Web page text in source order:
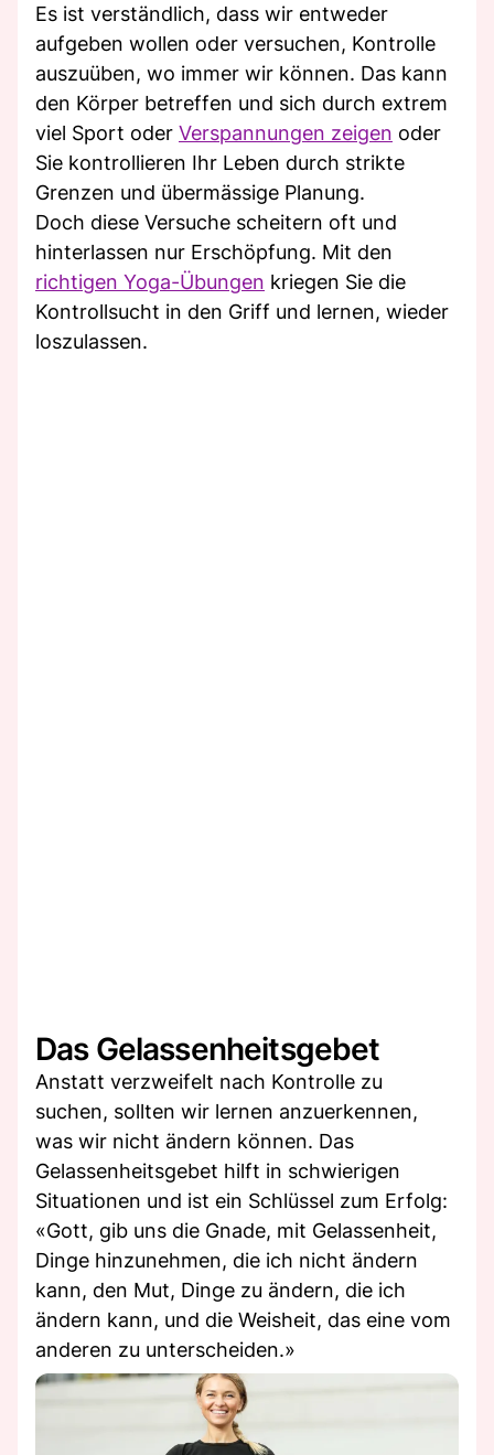
Es ist verständlich, dass wir entweder
aufgeben wollen oder versuchen, Kontrolle
auszuüben, wo immer wir können. Das kann
den Körper betreffen und sich durch extrem
viel Sport oder Verspannungen zeigen oder
Sie kontrollieren Ihr Leben durch strikte
Grenzen und übermässige Planung.
Doch diese Versuche scheitern oft und
hinterlassen nur Erschöpfung. Mit den
richtigen Yoga-Übungen kriegen Sie die
Kontrollsucht in den Griff und lernen, wieder
loszulassen.
Das Gelassenheitsgebet
Anstatt verzweifelt nach Kontrolle zu
suchen, sollten wir lernen anzuerkennen,
was wir nicht ändern können. Das
Gelassenheitsgebet hilft in schwierigen
Situationen und ist ein Schlüssel zum Erfolg:
«Gott, gib uns die Gnade, mit Gelassenheit,
Dinge hinzunehmen, die ich nicht ändern
kann, den Mut, Dinge zu ändern, die ich
ändern kann, und die Weisheit, das eine vom
anderen zu unterscheiden.»